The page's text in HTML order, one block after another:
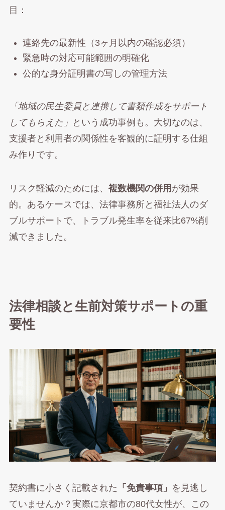
目：
連絡先の最新性（3ヶ月以内の確認必須）
緊急時の対応可能範囲の明確化
公的な身分証明書の写しの管理方法
「地域の民生委員と連携して書類作成をサポート
してもらえた」 という成功事例も。大切なのは、
支援者と利用者の関係性を客観的に証明する仕組
み作りです。
リスク軽減のためには、 複数機関の併用 が効果
的。あるケースでは、法律事務所と福祉法人のダ
ブルサポートで、トラブル発生率を従来比67%削
減できました。
法律相談と生前対策サポートの重
要性
契約書に小さく記載された 「免責事項」 を見逃し
ていませんか？実際に京都市の80代女性が、この